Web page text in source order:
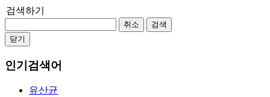
검색하기
취소
검색
닫기
인기검색어
유산균